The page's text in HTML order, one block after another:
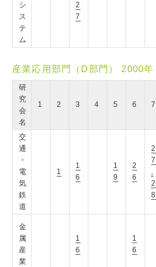
シ
ス
テ
ム
2
7
産業応用部門（D部門） 2000年
研
究
会
名
1 2 3 4 5 6 7
交
通
・
電
気
鉄
道
1
1
6
1
9
2
6
2
7
,
2
8
金
属
産
業
1
6
1
6